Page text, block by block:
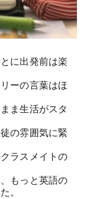
に出発前は楽
ーの言葉はほ
ま生活がスタ
の雰囲気に緊
ラスメイトの
もっと英語の
。